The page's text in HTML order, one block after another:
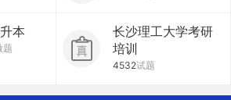
本
题
长沙理工大学考研
培训
4532试题